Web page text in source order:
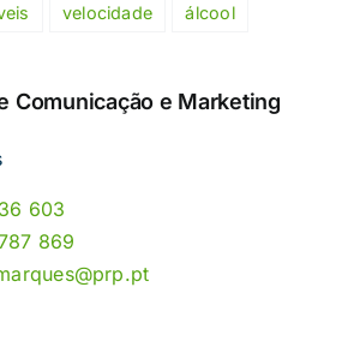
velocidade álcool
Comunicação e Marketing
603
869